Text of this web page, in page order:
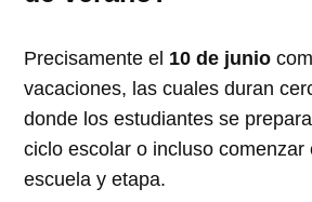
Precisamente el 10 de junio
vacaciones, las cuales duran
donde los estudiantes se
ciclo escolar o incluso comenzar
escuela y etapa.